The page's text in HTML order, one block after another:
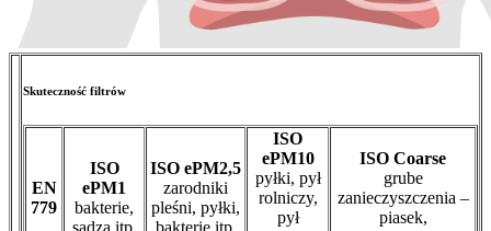
Skuteczność filtrów
EN
779
ISO
ePM1
bakterie,
sadza itp.
ISO ePM2,5
zarodniki
pleśni, pyłki,
bakterie itp.
ISO
ePM10
pyłki, pył
rolniczy,
pył
ISO Coarse
grube
zanieczyszczenia –
piasek,